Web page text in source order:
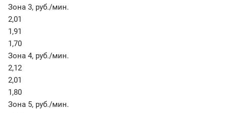
Зона 3, руб./мин.
2,01
1,91
1,70
Зона 4, руб./мин.
2,12
2,01
1,80
Зона 5, руб./мин.